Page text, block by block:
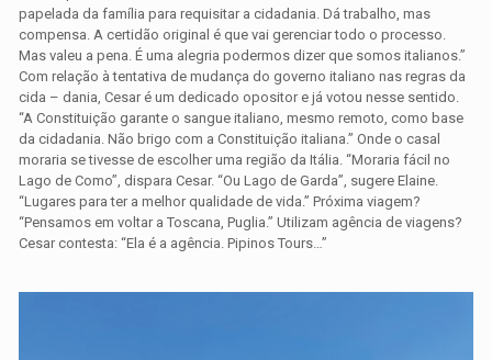
papelada da família para requisitar a cidadania. Dá trabalho, mas
compensa. A certidão original é que vai gerenciar todo o processo.
Mas valeu a pena. É uma alegria podermos dizer que somos italianos.”
Com relação à tentativa de mudança do governo italiano nas regras da
cida – dania, Cesar é um dedicado opositor e já votou nesse sentido.
“A Constituição garante o sangue italiano, mesmo remoto, como base
da cidadania. Não brigo com a Constituição italiana.” Onde o casal
moraria se tivesse de escolher uma região da Itália. “Moraria fácil no
Lago de Como”, dispara Cesar. “Ou Lago de Garda”, sugere Elaine.
“Lugares para ter a melhor qualidade de vida.” Próxima viagem?
“Pensamos em voltar a Toscana, Puglia.” Utilizam agência de viagens?
Cesar contesta: “Ela é a agência. Pipinos Tours…”